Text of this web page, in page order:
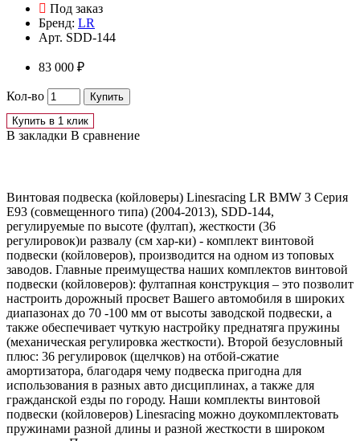
Под заказ
Бренд: LR
Арт. SDD-144
83 000 ₽
Кол-во
Купить
Купить в 1 клик
В закладки В сравнение
Винтовая подвеска (койловеры) Linesracing LR BMW 3 Серия
E93 (совмещенного типа) (2004-2013), SDD-144,
регулируемые по высоте (фултап), жесткости (36
регулировок)и развалу (см хар-ки) - комплект винтовой
подвески (койловеров), производится на одном из топовых
заводов. Главные преимущества наших комплектов винтовой
подвески (койловеров): фултапная конструкция – это позволит
настроить дорожный просвет Вашего автомобиля в широких
диапазонах до 70 -100 мм от высоты заводской подвески, а
также обеспечивает чуткую настройку преднатяга пружины
(механическая регулировка жесткости). Второй безусловный
плюс: 36 регулировок (щелчков) на отбой-сжатие
амортизатора, благодаря чему подвеска пригодна для
использования в разных авто дисциплинах, а также для
гражданской езды по городу. Наши комплекты винтовой
подвески (койловеров) Linesracing можно доукомплектовать
пружинами разной длины и разной жесткости в широком